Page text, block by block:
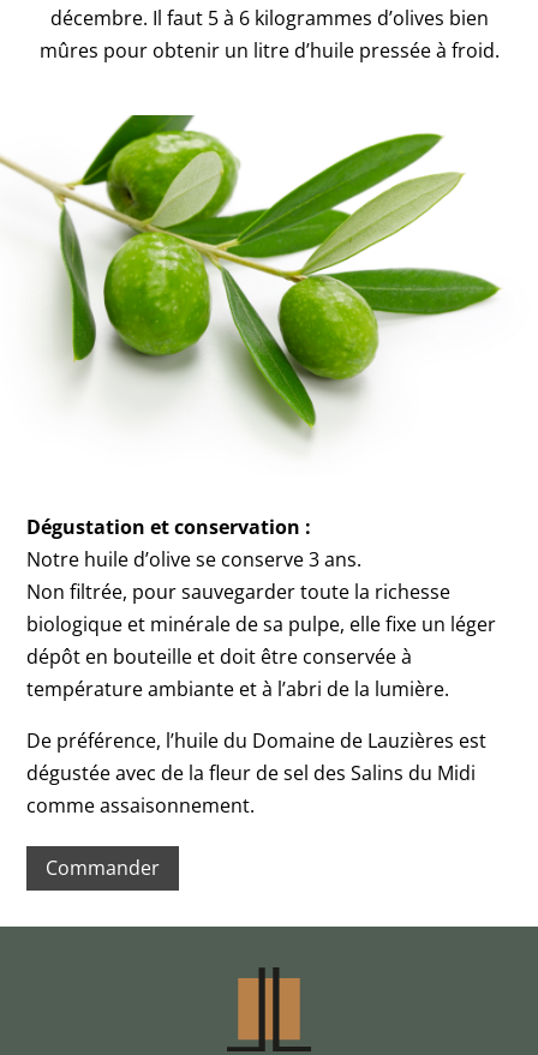
décembre. Il faut 5 à 6 kilogrammes d’olives bien
mûres pour obtenir un litre d’huile pressée à froid.
Dégustation et conservation :
Notre huile d’olive se conserve 3 ans.
Non filtrée, pour sauvegarder toute la richesse
biologique et minérale de sa pulpe, elle fixe un léger
dépôt en bouteille et doit être conservée à
température ambiante et à l’abri de la lumière.
De préférence, l’huile du Domaine de Lauzières est
dégustée avec de la fleur de sel des Salins du Midi
comme assaisonnement.
Commander